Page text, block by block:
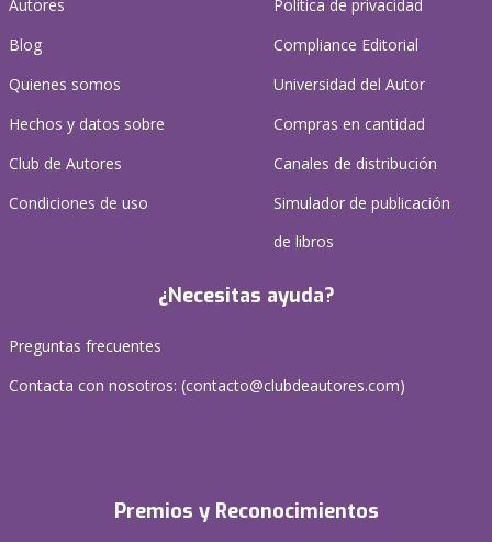
Autores
Blog
Quienes somos
Hechos y datos sobre
Club de Autores
Condiciones de uso
Política de privacidad
Compliance Editorial
Universidad del Autor
Compras en cantidad
Canales de distribución
Simulador de publicación
de libros
¿Necesitas ayuda?
Preguntas frecuentes
Contacta con nosotros: (contacto@clubdeautores.com)
Premios y Reconocimientos